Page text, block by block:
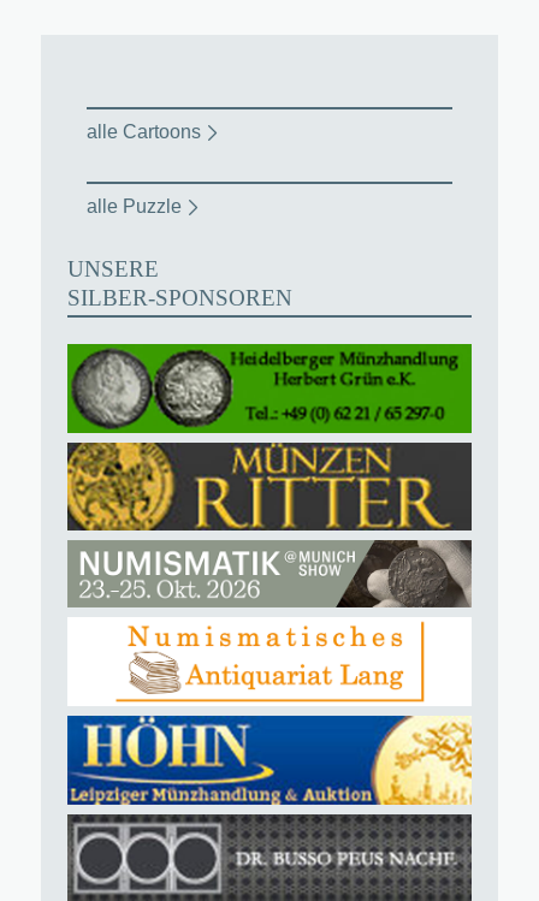
alle Cartoons
alle Puzzle
UNSERE
SILBER-SPONSOREN